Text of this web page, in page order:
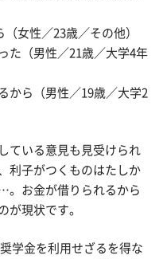
女性／23歳／その他）
た（男性／21歳／大学4年
から（男性／19歳／大学2
ている意見も見受けられ
利子がつくものはたしか
お金が借りられるから
が現状です。
学金を利用せざるを得な